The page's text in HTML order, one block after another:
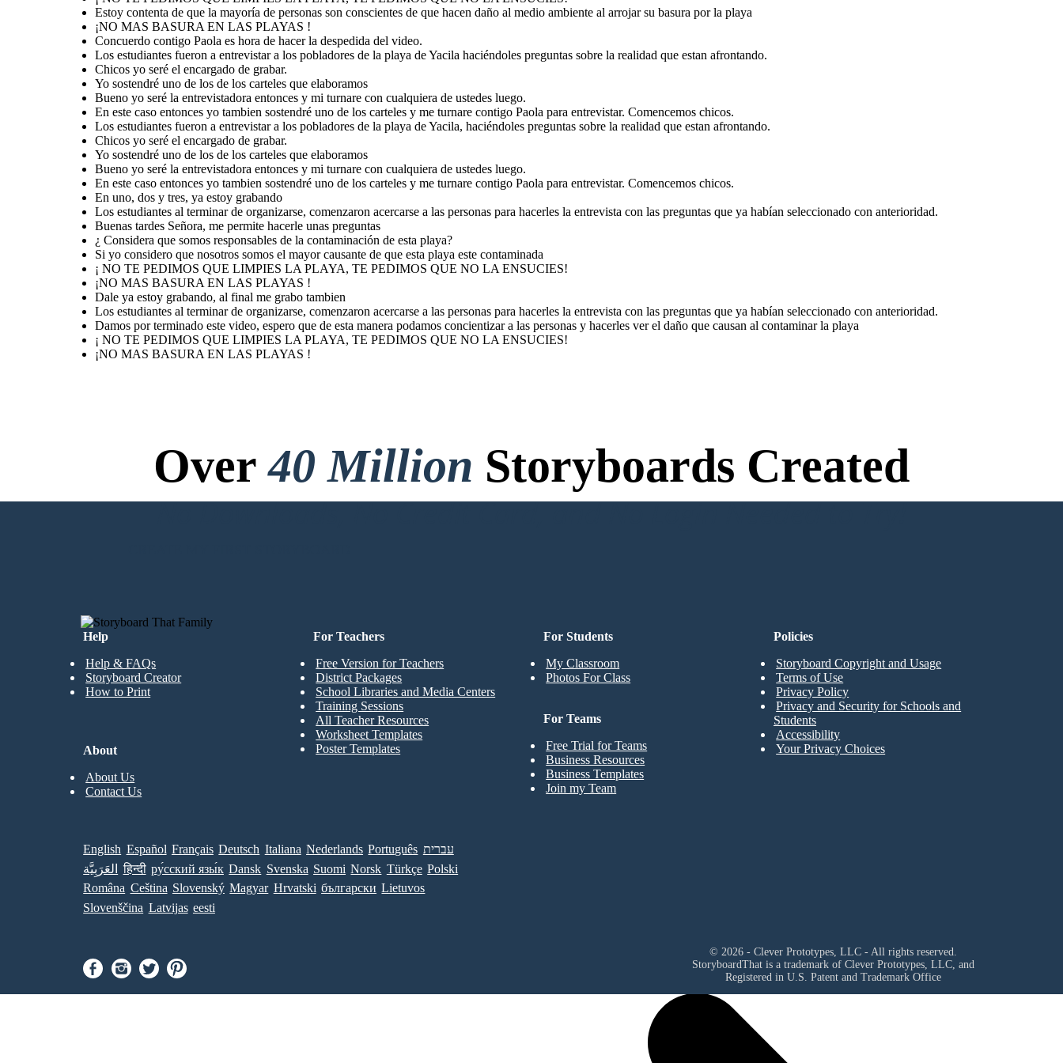
Damos por
terminado este video,
espero que de esta
manera podamos
personas y hacerles
ver el daño que
la playa
¡ NO TE
PEDIMOS QUE
LIMPIES LA
PLAYA, TE
PEDIMOS QUE
NO LA
ENSUCIES!
¡NO MAS
BASURA EN LAS
PLAYAS !
Estoy contenta de que la mayoría de personas son conscientes de que hacen daño al medio ambiente al arrojar su basura por la playa
¡NO MAS BASURA EN LAS PLAYAS !
Concuerdo contigo Paola es hora de hacer la despedida del video.
Los estudiantes fueron a entrevistar a los pobladores de la playa de Yacila haciéndoles preguntas sobre la realidad que estan afrontando.
Chicos yo seré el encargado de grabar.
Yo sostendré uno de los de los carteles que elaboramos
Bueno yo seré la entrevistadora entonces y mi turnare con cualquiera de ustedes luego.
En este caso entonces yo tambien sostendré uno de los carteles y me turnare contigo Paola para entrevistar. Comencemos chicos.
Los estudiantes fueron a entrevistar a los pobladores de la playa de Yacila, haciéndoles preguntas sobre la realidad que estan afrontando.
Chicos yo seré el encargado de grabar.
Yo sostendré uno de los de los carteles que elaboramos
Bueno yo seré la entrevistadora entonces y mi turnare con cualquiera de ustedes luego.
En este caso entonces yo tambien sostendré uno de los carteles y me turnare contigo Paola para entrevistar. Comencemos chicos.
En uno, dos y tres, ya estoy grabando
Los estudiantes al terminar de organizarse, comenzaron acercarse a las personas para hacerles la entrevista con las preguntas que ya habían seleccionado con anterioridad.
Buenas tardes Señora, me permite hacerle unas preguntas
¿ Considera que somos responsables de la contaminación de esta playa?
Si yo considero que nosotros somos el mayor causante de que esta playa este contaminada
¡ NO TE PEDIMOS QUE LIMPIES LA PLAYA, TE PEDIMOS QUE NO LA ENSUCIES!
¡NO MAS BASURA EN LAS PLAYAS !
Dale ya estoy grabando, al final me grabo tambien
Los estudiantes al terminar de organizarse, comenzaron acercarse a las personas para hacerles la entrevista con las preguntas que ya habían seleccionado con anterioridad.
Damos por terminado este video, espero que de esta manera podamos concientizar a las personas y hacerles ver el daño que causan al contaminar la playa
¡ NO TE PEDIMOS QUE LIMPIES LA PLAYA, TE PEDIMOS QUE NO LA ENSUCIES!
¡NO MAS BASURA EN LAS PLAYAS !
Over40 Million Storyboards Created
No Downloads, No Credit Card, and No Login Needed to Try!
Help
Help & FAQs
Storyboard Creator
How to Print
For Students
My Classroom
Photos For Class
For Teachers
Free Version for Teachers
District Packages
School Libraries and Media Centers
Training Sessions
All Teacher Resources
Worksheet Templates
Poster Templates
For Teams
Free Trial for Teams
Business Resources
Business Templates
Join my Team
About
About Us
Contact Us
Policies
Storyboard Copyright and Usage
Terms of Use
Privacy Policy
Privacy and Security for Schools and
Students
Accessibility
Your Privacy Choices
English Español Français Deutsch Italiana Nederlands Português עברית
العَرَبِيَّة
हिन्दी ру́сский язы́к Dansk Svenska Suomi Norsk Türkçe Polski
Româna Ceština Slovenský Magyar Hrvatski български Lietuvos
Slovenščina Latvijas eesti
© 2026 - Clever Prototypes, LLC - All rights reserved.
StoryboardThat is a trademark of Clever Prototypes, LLC, and
Registered in U.S. Patent and Trademark Office